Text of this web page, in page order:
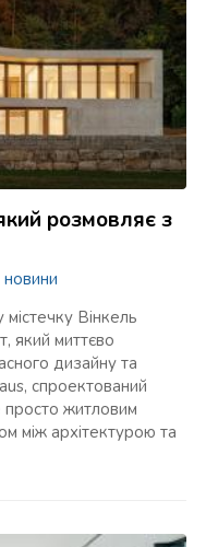
розмовляє з
новини
Вінкель
який миттєво
дизайну та
спроектований
просто житловим
між архітектурою та